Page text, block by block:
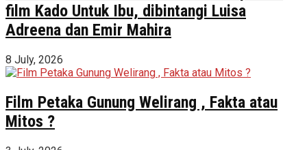
film Kado Untuk Ibu, dibintangi Luisa
Adreena dan Emir Mahira
8 July, 2026
Film Petaka Gunung Welirang , Fakta atau
Mitos ?